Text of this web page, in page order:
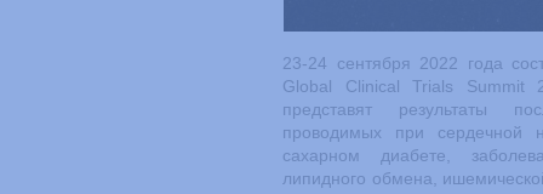
23-24 сентября 2022 года
Global Clinical Trials Summit
представят результаты
проводимых при сердечной
сахарном диабете,
липидного обмена,